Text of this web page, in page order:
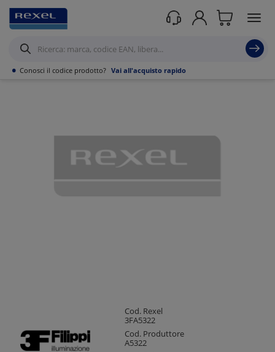
• Conosci il codice prodotto? Vai all'acquisto rapido
Prodotti /Illuminazione /Apparecchi stagni/
Cod. Rexel
3FA5322
Cod. Produttore
A5322